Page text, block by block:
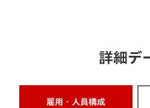
詳細デ
雇用・人員構成